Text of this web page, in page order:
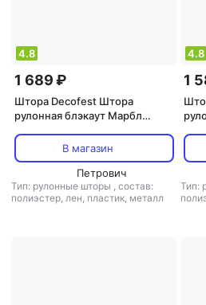
4.8
1 689 ₽
Штора Decofest Штора
рулонная блэкаут Марбл
В магазин
Петрович
Тип: рулонные шторы , состав:
полиэстер, лен, пластик, металл
4.8
1
Тип: